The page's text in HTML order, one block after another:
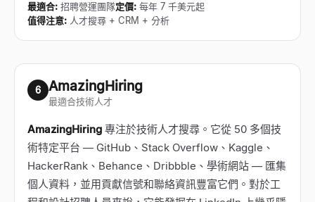
最適合: 招聘營運團隊定價: 每年 7 千美元起
值得注意: 人才搜尋 + CRM + 分析
6 AmazingHiring
最適合技術人才
AmazingHiring 專注於技術人才搜尋。它從 50 多個技
術特定平台 — GitHub、Stack Overflow、Kaggle、
HackerRank、Behance、Dribbble、學術網站 — 匯集
個人資料，並用貢獻信號和聯絡資訊豐富它們。對於工